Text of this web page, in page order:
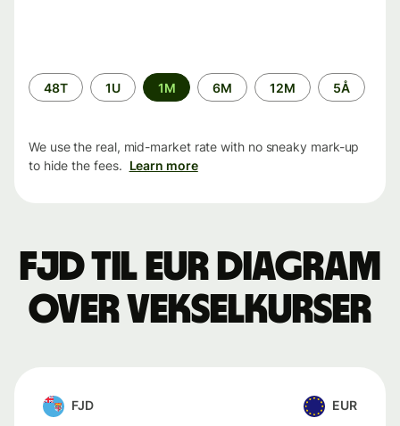
Time
period
48T 1U 1M 6M 12M 5Å
We use the real, mid-market rate with no sneaky mark-up
to hide the fees. Learn more
FJD til EUR Diagram
over vekselkurser
FJD EUR